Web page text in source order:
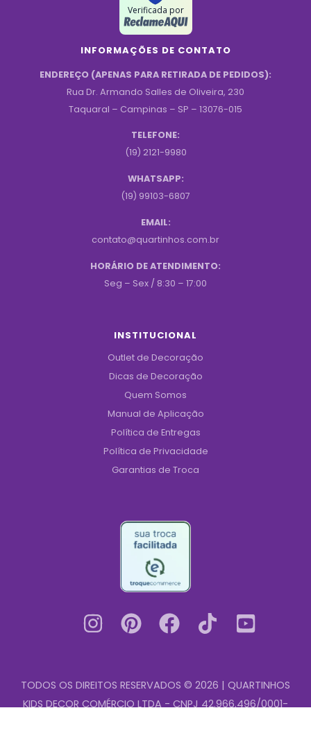
Verificada por
INFORMAÇÕES DE CONTATO
ENDEREÇO (APENAS PARA RETIRADA DE PEDIDOS):
Rua Dr. Armando Salles de Oliveira, 230
Taquaral – Campinas – SP – 13076-015
TELEFONE:
(19) 2121-9980
WHATSAPP:
(19) 99103-6807
EMAIL:
contato@quartinhos.com.br
HORÁRIO DE ATENDIMENTO:
Seg – Sex / 8:30 – 17:00
INSTITUCIONAL
Outlet de Decoração
Dicas de Decoração
Quem Somos
Manual de Aplicação
Política de Entregas
Política de Privacidade
Garantias de Troca
TODOS OS DIREITOS RESERVADOS © 2026 | QUARTINHOS
KIDS DECOR COMÉRCIO LTDA - CNPJ 42.966.496/0001-